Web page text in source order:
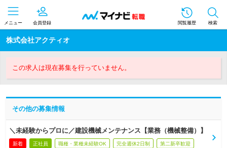
メニュー 会員登録 閲覧履歴 検索
株式会社アクティオ
この求人は現在募集を行っていません。
その他の募集情報
＼未経験からプロに／建設機械メンテナンス【業務（機械整備）】
新着 正社員 職種・業種未経験OK 完全週休2日制 第二新卒歓迎